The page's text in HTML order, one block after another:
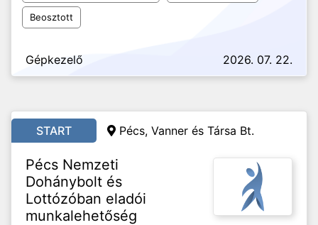
Beosztott
Gépkezelő 2026. 07. 22.
START Pécs, Vanner és Társa Bt.
Pécs Nemzeti
Dohánybolt és
Lottózóban eladói
munkalehetőség